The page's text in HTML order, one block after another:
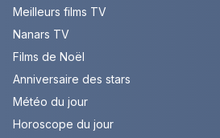
Meilleurs films TV
Nanars TV
Films de Noël
Anniversaire des stars
Météo du jour
Horoscope du jour